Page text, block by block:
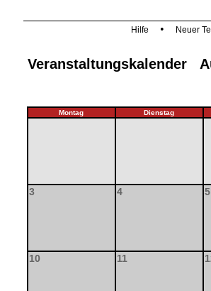
Hilfe • Neuer
Veranstaltungskalender
Montag Dienstag
3 4 5
10 11